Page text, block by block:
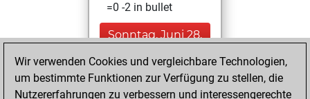
=0 -2 in bullet
Sonntag, Juni 28,
You played 8
Wir verwenden Cookies und vergleichbare Technologien,
um bestimmte Funktionen zur Verfügung zu stellen, die
Nutzererfahrungen zu verbessern und interessengerechte